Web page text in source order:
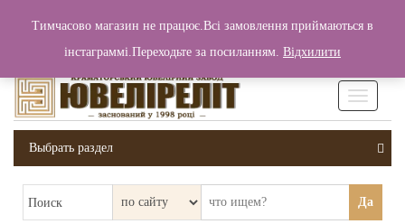
Вход / Регистрация 0 грн.
Выбрать раздел
Поиск Да
Тимчасово магазин не працює.Всі замовлення приймаються в
інстаграммі.Переходьте за посиланням. Відхилити